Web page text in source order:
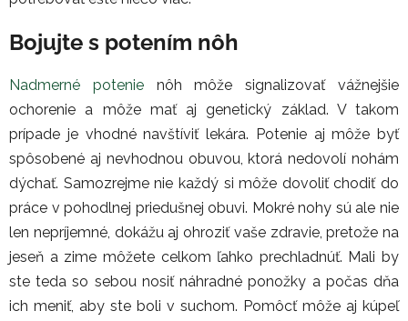
Bojujte s potením nôh
Nadmerné potenienôh môže signalizovať vážnejšie
ochorenie a môže mať aj genetický základ. V takom
prípade je vhodné navštíviť lekára. Potenie aj môže byť
spôsobené aj nevhodnou obuvou, ktorá nedovolí nohám
dýchať. Samozrejme nie každý si môže dovoliť chodiť do
práce v pohodlnej priedušnej obuvi. Mokré nohy sú ale nie
len nepríjemné, dokážu aj ohroziť vaše zdravie, pretože na
jeseň a zime môžete celkom ľahko prechladnúť. Mali by
ste teda so sebou nosiť náhradné ponožky a počas dňa
ich meniť, aby ste boli v suchom. Pomôcť môže aj kúpeľ